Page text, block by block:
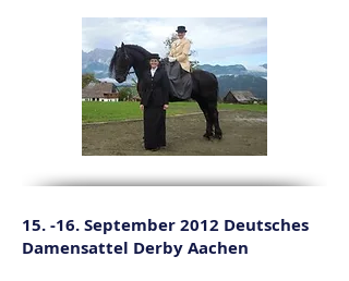
15. -16. September 2012 Deutsches
Damensattel Derby Aachen